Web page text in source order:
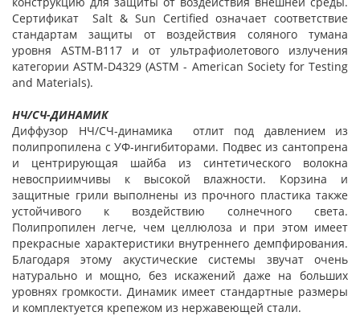
Сертификат Salt & Sun Сertified означает соответствие
стандартам защиты от воздействия соляного тумана
уровня ASTM-B117 и от ультрафиолетового излучения
категории ASTM-D4329 (ASTM - American Society for Testing
and Materials).
НЧ/СЧ-ДИНАМИК
Диффузор НЧ/СЧ-динамика отлит под давлением из
полипропилена с УФ-ингибиторами. Подвес из сантопрена
и центрирующая шайба из синтетического волокна
невосприимчивы к высокой влажности. Корзина и
защитные грили выполнены из прочного пластика также
устойчивого к воздействию солнечного света.
Полипропилен легче, чем целлюлоза и при этом имеет
прекрасные характеристики внутреннего демпфирования.
Благодаря этому акустические системы звучат очень
натурально и мощно, без искажений даже на больших
уровнях громкости. Динамик имеет стандартные размеры
и комплектуется крепежом из нержавеющей стали.